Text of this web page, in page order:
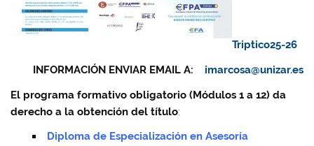
Triptico25-26
INFORMACIÓN ENVIAR EMAIL A:
imarcosa@unizar.es
El programa formativo obligatorio (Módulos 1 a 12) da
derecho a la obtención del título:
Diploma de Especialización en Asesoría